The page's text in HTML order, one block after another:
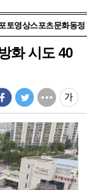
토영상스포츠문화동정
화 시도 40